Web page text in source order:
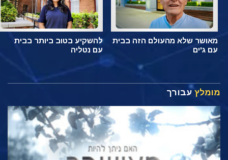
מאושר שלא מהעולם הזה בבית
עם ג'ים
להשקיע בטוב ביותר בבית
עם נטליה
מומלץ עבורך